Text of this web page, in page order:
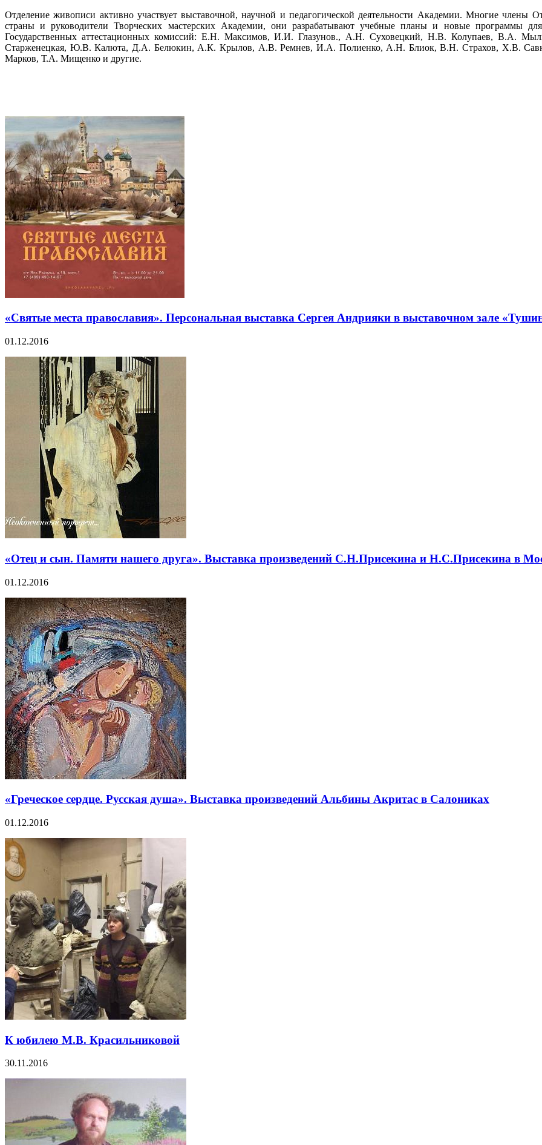
Отделение живописи активно участвует выставочной, научной и педагогической деятельности Академии. Многие члены
страны и руководители Творческих мастерских Академии, они разрабатывают учебные планы и новые программы
Государственных аттестационных комиссий: Е.Н. Максимов, И.И. Глазунов., А.Н. Суховецкий, Н.В. Колупаев, В.А.
Старженецкая, Ю.В. Калюта, Д.А. Белюкин, А.К. Крылов, А.В. Ремнев, И.А. Полиенко, А.Н. Блиок, В.Н. Страхов, Х.В.
Марков, Т.А. Мищенко и другие.
«Святые места православия». Персональная выставка Сергея Андрияки в выставочном зале
01.12.2016
«Отец и сын. Памяти нашего друга». Выставка произведений С.Н.Присекина и Н.С.Присекина в
01.12.2016
«Греческое сердце. Русская душа». Выставка произведений Альбины Акритас в Салониках
01.12.2016
К юбилею М.В. Красильниковой
30.11.2016